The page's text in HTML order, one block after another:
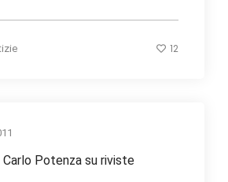
12
Carlo Potenza su riviste